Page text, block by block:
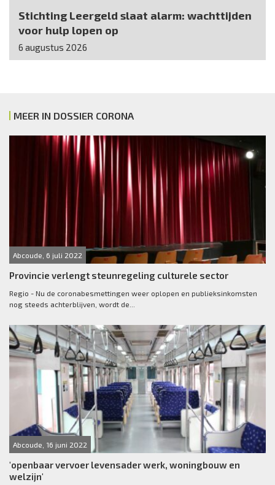
Stichting Leergeld slaat alarm: wachttijden
voor hulp lopen op
6 augustus 2026
MEER IN DOSSIER CORONA
Abcoude, 6 juli 2022
Provincie verlengt steunregeling culturele sector
Regio - Nu de coronabesmettingen weer oplopen en publieksinkomsten
nog steeds achterblijven, wordt de...
Abcoude, 16 juni 2022
'openbaar vervoer levensader werk, woningbouw en
welzijn'